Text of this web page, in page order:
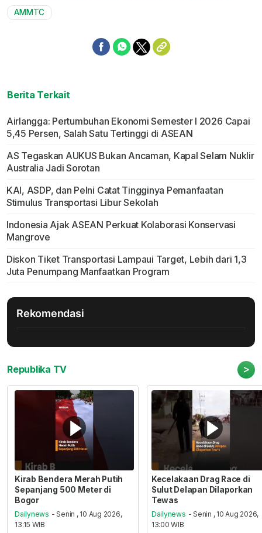
AMMTC
Berita Terkait
Airlangga: Pertumbuhan Ekonomi Semester I 2026 Capai
5,45 Persen, Salah Satu Tertinggi di ASEAN
AS Tegaskan AUKUS Bukan Ancaman, Kapal Selam Nuklir
Australia Jadi Sorotan
KAI, ASDP, dan Pelni Catat Tingginya Pemanfaatan
Stimulus Transportasi Libur Sekolah
Indonesia Ajak ASEAN Perkuat Kolaborasi Konservasi
Mangrove
Diskon Tiket Transportasi Lampaui Target, Lebih dari 1,3
Juta Penumpang Manfaatkan Program
Rekomendasi
Republika TV >
Kirab Bendera Merah Putih
Sepanjang 500 Meter di
Bogor
Dailynews - Senin , 10 Aug 2026,
13:15 WIB
Kecelakaan Drag Race di
Sulut Delapan Dilaporkan
Tewas
Dailynews - Senin , 10 Aug 2026,
13:00 WIB